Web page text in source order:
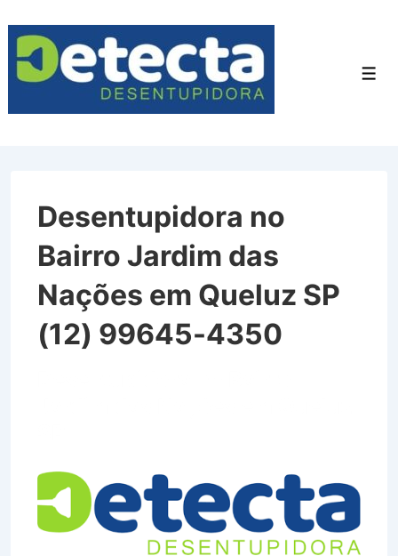
para
Conteúdo
Desentupidora no
Bairro Jardim das
Nações em Queluz SP
(12) 99645-4350